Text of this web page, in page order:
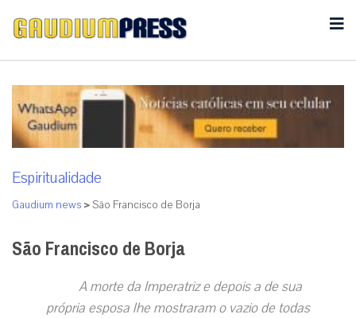
Espiritualidade
Gaudium news >São Francisco de Borja
São Francisco de Borja
A morte da Imperatriz e depois a de sua
própria esposa lhe mostraram o vazio de todas